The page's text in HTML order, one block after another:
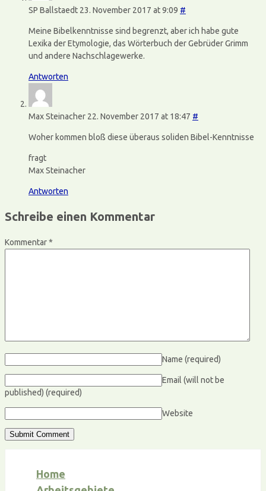
SP Ballstaedt 23. November 2017 at 9:09 #
Meine Bibelkenntnisse sind begrenzt, aber ich habe gute
Lexika der Etymologie, das Wörterbuch der Gebrüder Grimm
und andere Nachschlagewerke.
Antworten
Max Steinacher 22. November 2017 at 18:47 #
Woher kommen bloß diese überaus soliden Bibel-Kenntnisse
fragt
Max Steinacher
Antworten
Schreibe einen Kommentar
Kommentar*
Name (required)
Email (will not be
published) (required)
Website
Home